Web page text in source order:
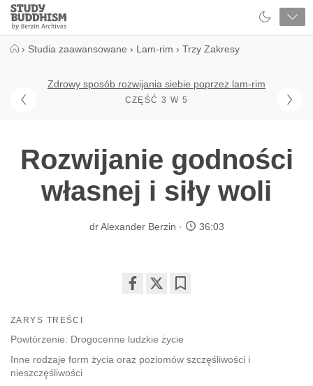
Close
Study
Buddhism
› Studia zaawansowane › Lam-rim › Trzy Zakresy
Zdrowy sposób rozwijania siebie poprzez lam-rim
CZĘŚĆ 3 W 5
Rozwijanie godności
własnej i siły woli
dr Alexander Berzin 36:03
facebook
ZARYS TREŚCI
Powtórzenie: Drogocenne ludzkie życie
Inne rodzaje form życia oraz poziomów szczęśliwości i
nieszczęśliwości